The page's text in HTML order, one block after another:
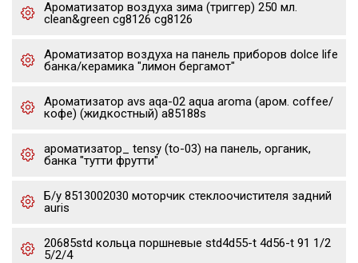
Ароматизатор воздуха зима (триггер) 250 мл.
clean&green cg8126 cg8126
Ароматизатор воздуха на панель приборов dolce life
банка/керамика "лимон бергамот"
Ароматизатор avs aqa-02 aqua aroma (аром. coffee/
кофе) (жидкостный) a85188s
ароматизатор_ tensy (to-03) на панель, органик,
банка "тутти фрутти"
Б/у 8513002030 моторчик стеклоочистителя задний
auris
20685std кольца поршневые std4d55-t 4d56-t 91 1/2
5/2/4